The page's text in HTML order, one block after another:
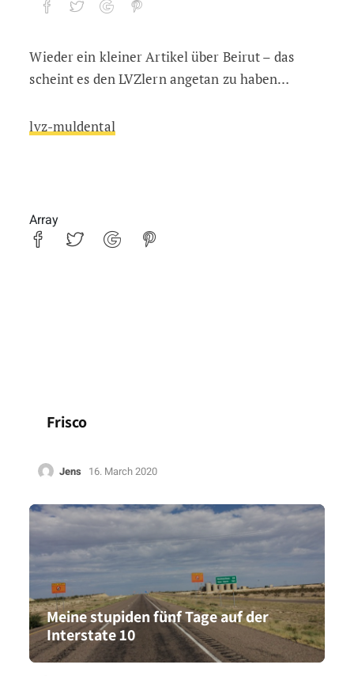
Nur mit dem Teppich ist's schöner…
Wieder ein kleiner Artikel über Beirut – das
scheint es den LVZlern angetan zu haben…
lvz-muldental
Array
Frisco
Jens 16. March 2020
Meine stupiden fünf Tage auf der
Interstate 10